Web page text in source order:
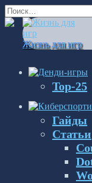
Перейти
к
содержанию
Search
for:
Жизнь для игр
Top-25
Гайды
Статьи